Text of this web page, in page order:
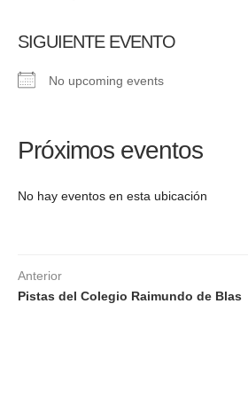
SIGUIENTE EVENTO
No upcoming events
Próximos eventos
No hay eventos en esta ubicación
Anterior
Pistas del Colegio Raimundo de Blas